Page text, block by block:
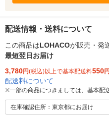
配送情報・送料について
この商品はLOHACOが販売・発
最短翌日お届け
3,780円(税込)以上で基本配送料550円
配送料について
※一部の商品につきましては、基本配
在庫確認住所：東京都にお届け